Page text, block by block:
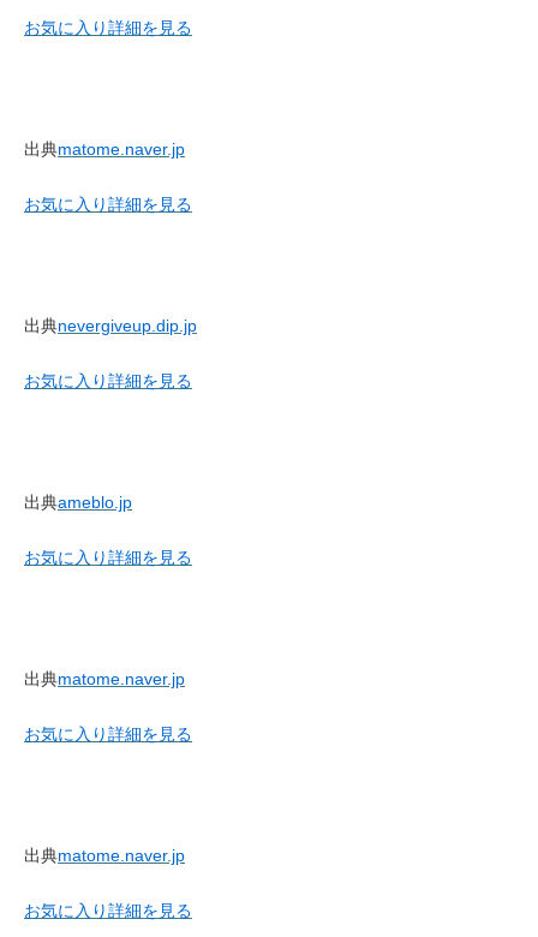
お気に入り詳細を見る
出典matome.naver.jp
お気に入り詳細を見る
出典nevergiveup.dip.jp
お気に入り詳細を見る
出典ameblo.jp
お気に入り詳細を見る
出典matome.naver.jp
お気に入り詳細を見る
出典matome.naver.jp
お気に入り詳細を見る